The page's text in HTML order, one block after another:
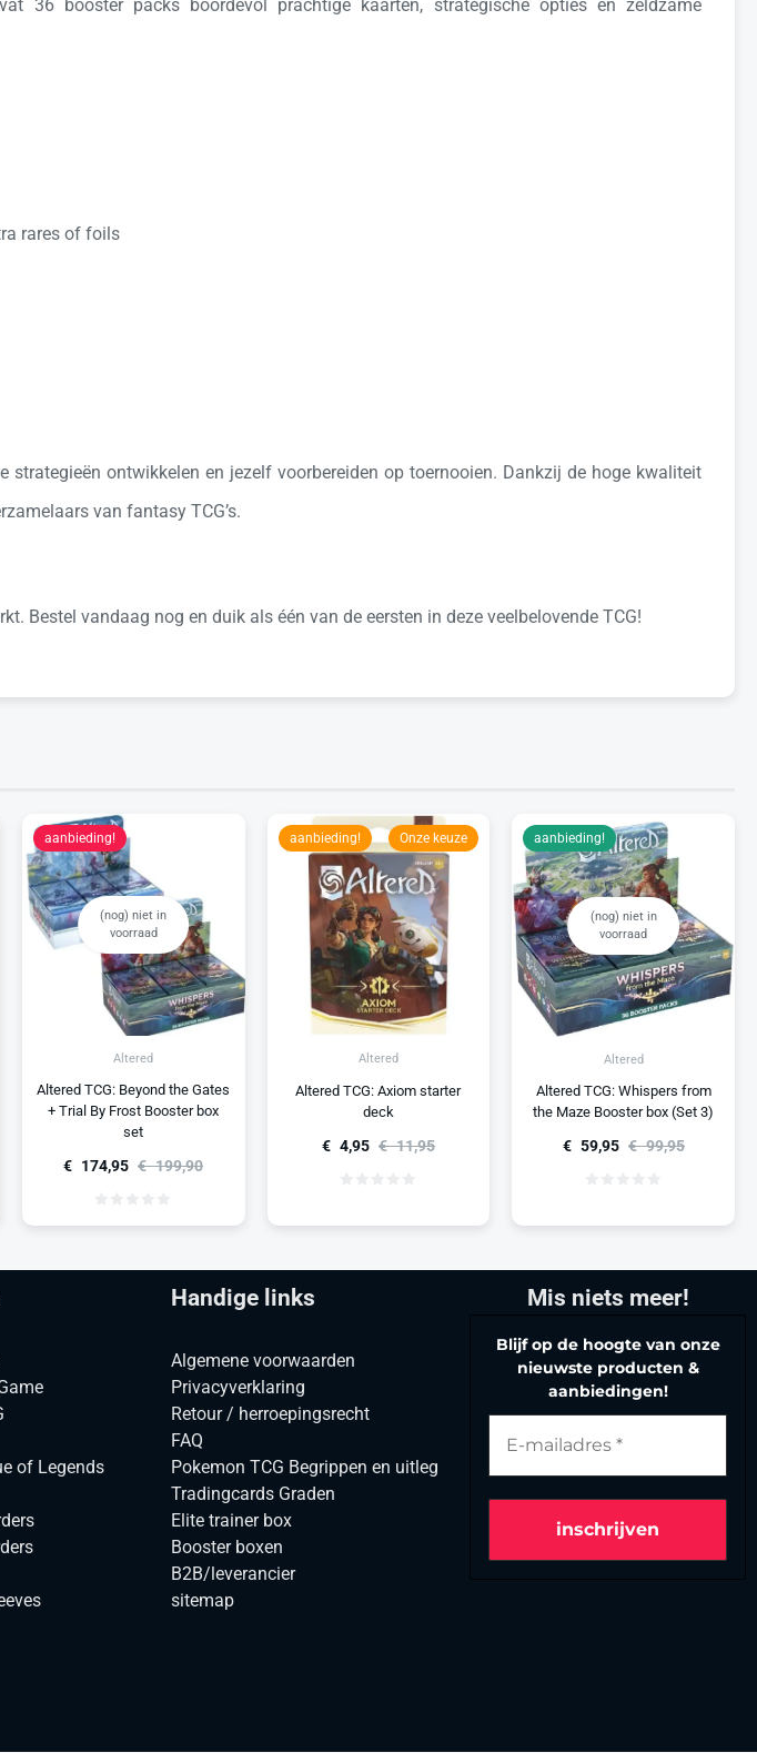
36 booster packs boordevol prachtige kaarten, strategische opties en zeldzame
rares of foils
ontwikkelen en jezelf voorbereiden op toernooien. Dankzij de hoge kwaliteit
van fantasy TCG’s.
Bestel vandaag nog en duik als één van de eersten in deze veelbelovende TCG!
(nog) niet in
voorraad
Altered
Altered TCG: Beyond the Gates
+ Trial By Frost Booster box
set
€ 199,90
€ 174,95
aanbieding!
Altered
Altered TCG: Axiom starter
deck
€ 11,95
€ 4,95
aanbieding! Onze keuze
(nog) niet in
voorraad
Altered
Altered TCG: Whispers from
the Maze Booster box (Set 3)
€ 99,95
€ 59,95
aanbieding!
of Legends
Handige links
Algemene voorwaarden
Privacyverklaring
Retour / herroepingsrecht
FAQ
Pokemon TCG Begrippen en uitleg
Tradingcards Graden
Elite trainer box
Booster boxen
B2B/leverancier
sitemap
Mis niets meer!
Blijf op de hoogte van onze
nieuwste producten &
aanbiedingen!